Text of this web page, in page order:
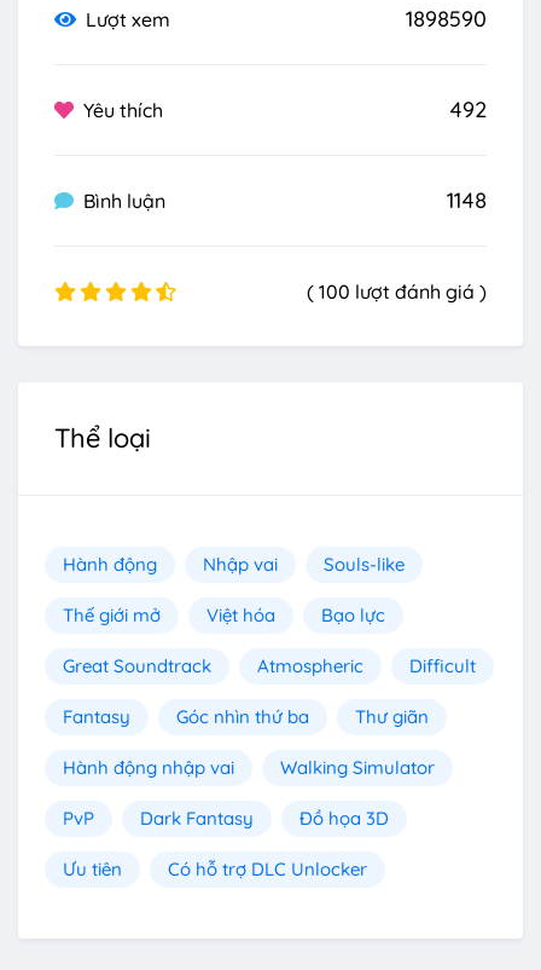
Lượt xem 1898590
Yêu thích 492
Bình luận 1148
( 100 lượt đánh giá )
Thể loại
Hành động Nhập vai Souls-like
Thế giới mở Việt hóa Bạo lực
Great Soundtrack Atmospheric Difficult
Fantasy Góc nhìn thứ ba Thư giãn
Hành động nhập vai Walking Simulator
PvP Dark Fantasy Đồ họa 3D
Ưu tiên Có hỗ trợ DLC Unlocker